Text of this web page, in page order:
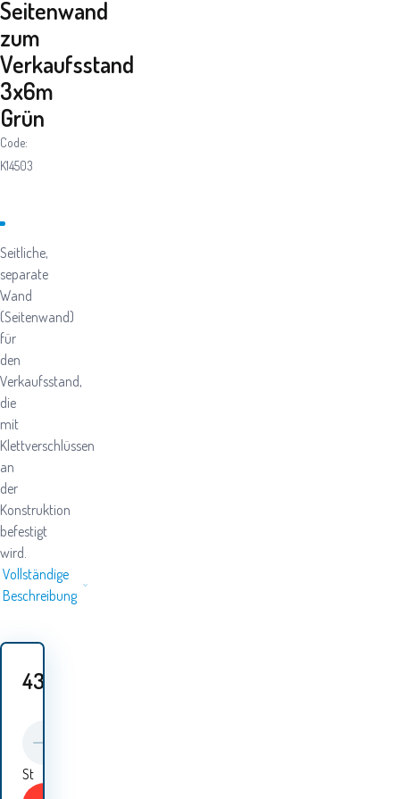
Seitenwand
zum
Verkaufsstand
3x6m
Grün
Code:
K14503
Seitliche,
separate
Wand
(Seitenwand)
für
den
Verkaufsstand,
die
mit
Klettverschlüssen
an
der
Konstruktion
befestigt
wird.
Vollständige
Beschreibung
43.80
St